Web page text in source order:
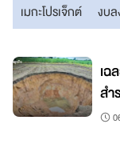
เมกะโปรเจ็กต์
งบ
เฉ
สำ